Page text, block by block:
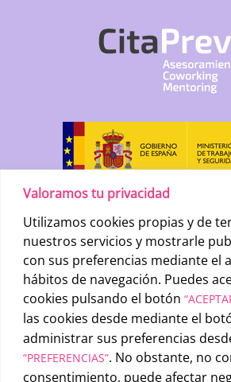
Valoramos tu privacidad
Utilizamos cookies propias y de
nuestros servicios y mostrarle
con sus preferencias mediante el
hábitos de navegación. Puedes
cookies pulsando el botón
las cookies desde mediante el
administrar sus preferencias
“PREFERENCIAS”. No obstante, no
consentimiento, puede afectar
UATAE2026 © |Condiciones
privacidad-Política de